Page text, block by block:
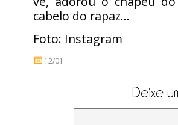
cabelo do rapaz…
Foto: Instagram
12/01
Deixe